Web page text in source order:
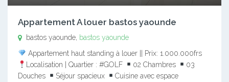
Appartement A louer bastos yaounde
bastos yaounde, bastos yaounde
Appartement haut standing à louer || Prix: 1.000.000frs
Localisation | Quartier : #GOLF
02 Chambres
03
Douches
Séjour spacieux
Cuisine avec espace